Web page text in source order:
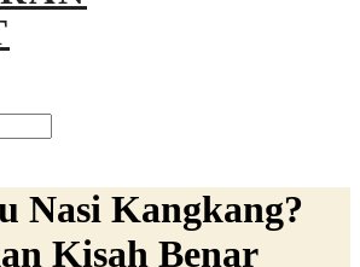
Nasi Kangkang?
Kisah Benar